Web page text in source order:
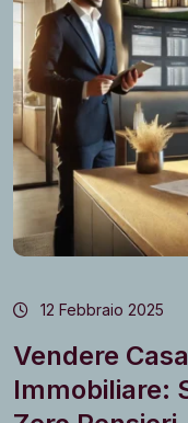
12 Febbraio 2025
Vendere
Immobiliare: